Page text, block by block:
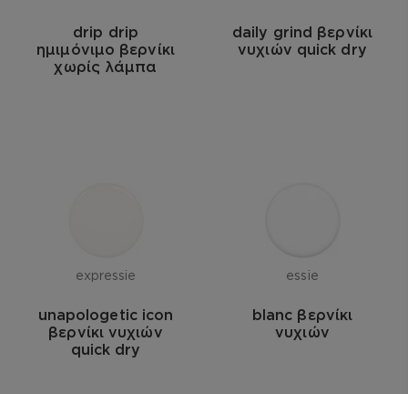
drip drip
ημιμόνιμο βερνίκι
χωρίς λάμπα
daily grind βερνίκι
νυχιών quick dry
expressie
unapologetic icon
βερνίκι νυχιών
quick dry
essie
blanc βερνίκι
νυχιών